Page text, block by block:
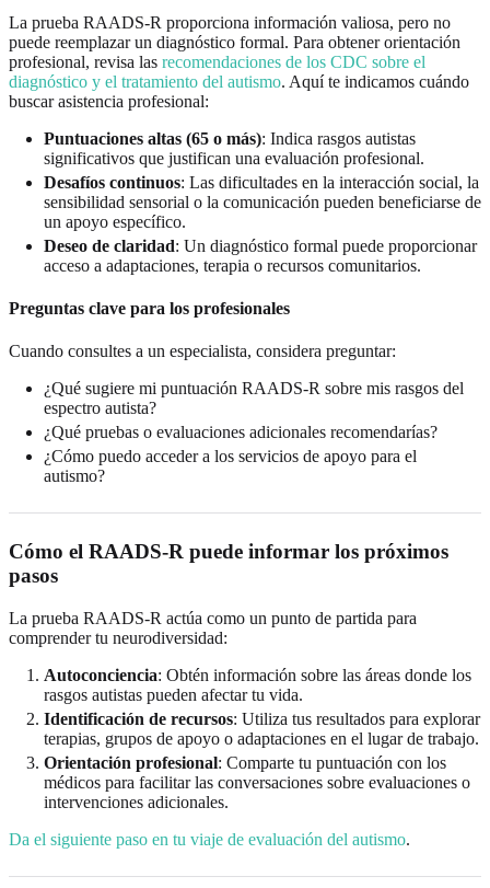
La prueba RAADS-R proporciona información valiosa, pero no
puede reemplazar un diagnóstico formal. Para obtener orientación
profesional, revisa las recomendaciones de los CDC sobre el
diagnóstico y el tratamiento del autismo. Aquí te indicamos cuándo
buscar asistencia profesional:
Puntuaciones altas (65 o más): Indica rasgos autistas
significativos que justifican una evaluación profesional.
Desafíos continuos: Las dificultades en la interacción social, la
sensibilidad sensorial o la comunicación pueden beneficiarse de
un apoyo específico.
Deseo de claridad: Un diagnóstico formal puede proporcionar
acceso a adaptaciones, terapia o recursos comunitarios.
Preguntas clave para los profesionales
Cuando consultes a un especialista, considera preguntar:
¿Qué sugiere mi puntuación RAADS-R sobre mis rasgos del
espectro autista?
¿Qué pruebas o evaluaciones adicionales recomendarías?
¿Cómo puedo acceder a los servicios de apoyo para el
autismo?
Cómo el RAADS-R puede informar los próximos
pasos
La prueba RAADS-R actúa como un punto de partida para
comprender tu neurodiversidad:
Autoconciencia: Obtén información sobre las áreas donde los
rasgos autistas pueden afectar tu vida.
Identificación de recursos: Utiliza tus resultados para explorar
terapias, grupos de apoyo o adaptaciones en el lugar de trabajo.
Orientación profesional: Comparte tu puntuación con los
médicos para facilitar las conversaciones sobre evaluaciones o
intervenciones adicionales.
Da el siguiente paso en tu viaje de evaluación del autismo.